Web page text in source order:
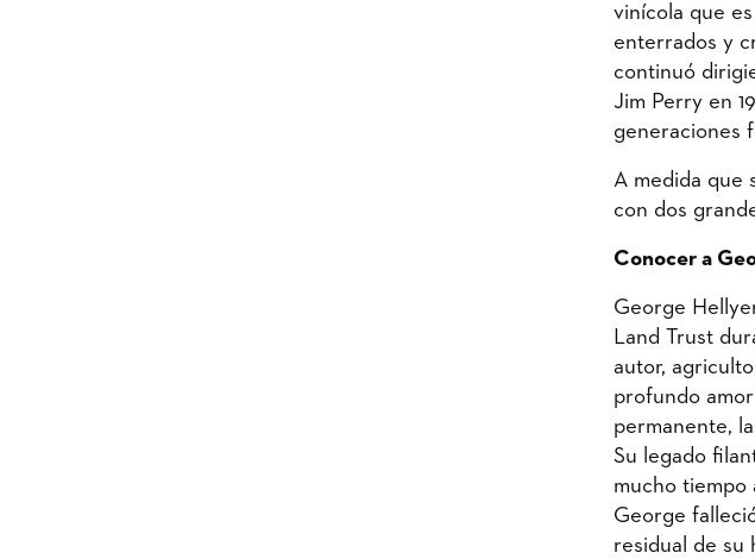
vinícola que
enterrados y
continuó
Jim Perry en
generaciones
A medida que
con dos
Conocer a
George
Land Trust
autor,
profundo
permanente,
Su legado
mucho tiempo
George
residual de su